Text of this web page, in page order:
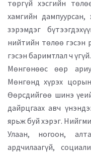
төргүй хэсгийн
хамгийн
зэрэмдэг
нийтийн төлөө гэсэн
гэсэн баримтлал ч үгүй.
Мөнгөнөөс өөр
Мөнгөнд хүрэх
Өөрсдийгөө шинэ
дайрцгаах авч
ярьж буй хэрэг.
Улаан, ногоон,
ардчилаагүй,